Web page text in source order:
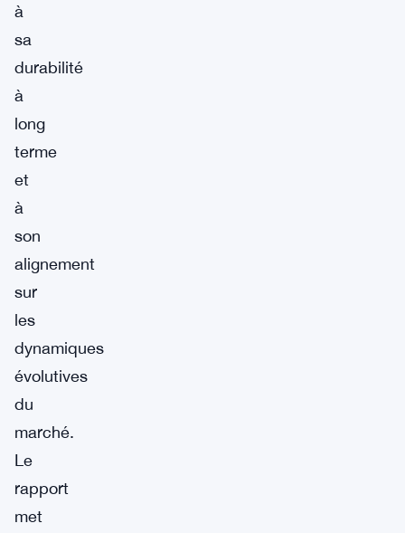
à
sa
durabilité
à
long
terme
et
à
son
alignement
sur
les
dynamiques
évolutives
du
marché.
Le
rapport
met